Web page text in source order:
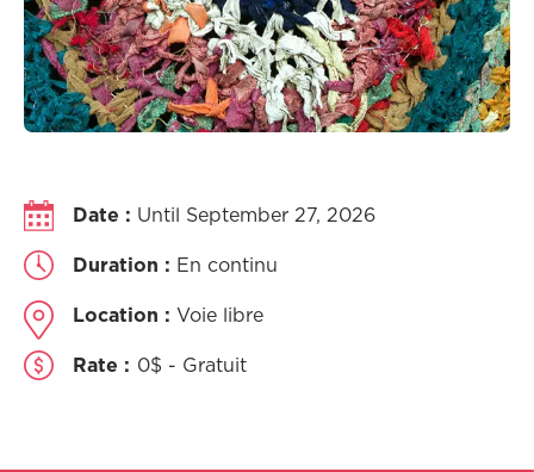
Date : Until September 27, 2026
Duration : En continu
Location : Voie libre
Rate : 0$ - Gratuit